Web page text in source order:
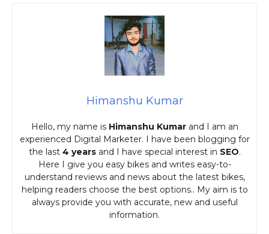
Himanshu Kumar
Hello, my name is Himanshu Kumarand I am an
experienced Digital Marketer. I have been blogging for
the last 4 yearsand I have special interest in SEO.
Here I give you easy bikes and writes easy-to-
understand reviews and news about the latest bikes,
helping readers choose the best options.. My aim is to
always provide you with accurate, new and useful
information.